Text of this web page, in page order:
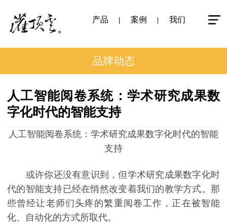
产品 案例 我们
品牌动态
人工智能阅卷系统：学术研究成果数
字化时代的智能支持
人工智能阅卷系统：学术研究成果数字化时代的智能
支持
或许你还没有意识到，但学术研究成果数字化时
代的智能支持已经在悄然改变着我们的教学方式。那
些曾经让老师们头疼的繁重阅卷工作，正在被智能
化、自动化的方式所取代。